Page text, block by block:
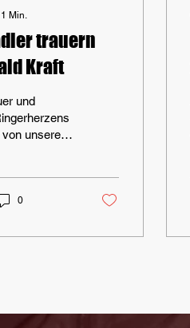
1 Min.
trauern
Kraft
und
unserem
Jugend-
Mitglied der
0